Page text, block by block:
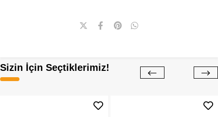
Sizin İçin Seçtiklerimiz!